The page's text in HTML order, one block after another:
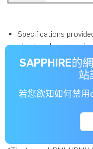
SAPPHIRE的
站
若您欲知如何禁用
Specifications
check with your
specifications.
Colors of PCB or
SAPPHIRE reserves
All trademarks and
property of their